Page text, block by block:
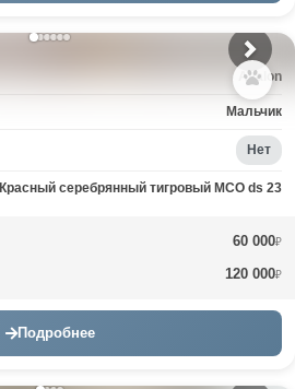
Avalon
Мальчик
Нет
Красный серебрянный тигровый MCO ds 23
60 000₽
120 000₽
Подробнее